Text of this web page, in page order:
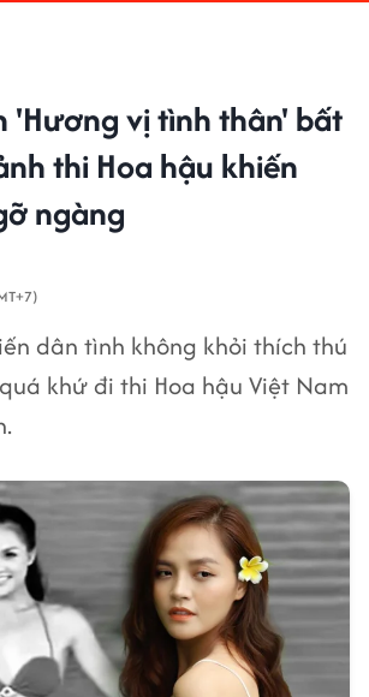
'Hương vị tình thân' bất
thi Hoa hậu khiến
ngàng
dân tình không khỏi thích thú
khứ đi thi Hoa hậu Việt Nam